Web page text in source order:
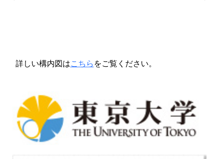
詳しい構内図はこちら をご覧ください。